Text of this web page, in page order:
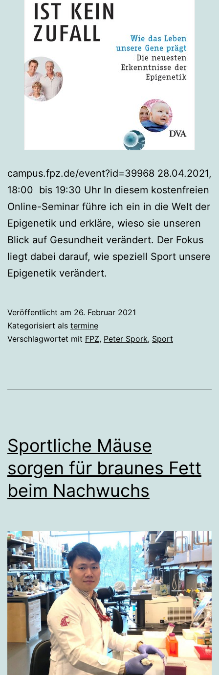
campus.fpz.de/event?id=39968 28.04.2021,
18:00 bis 19:30 Uhr In diesem kostenfreien
Online-Seminar führe ich ein in die Welt der
Epigenetik und erkläre, wieso sie unseren
Blick auf Gesundheit verändert. Der Fokus
liegt dabei darauf, wie speziell Sport unsere
Epigenetik verändert.
Veröffentlicht am 26. Februar 2021
Kategorisiert als termine
Verschlagwortet mit FPZ, Peter Spork, Sport
Sportliche Mäuse
sorgen für braunes Fett
beim Nachwuchs